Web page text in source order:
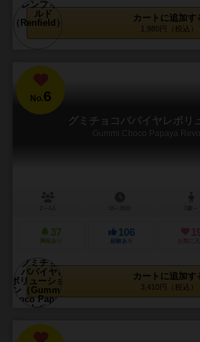
カートに追加す
1,980円（税込）
No.6
グミチョコパパイヤレボリ
Gummi Choco Papaya
37
興味あり
106
経験あり
19
お気に入
カートに追加す
3,410円（税込）